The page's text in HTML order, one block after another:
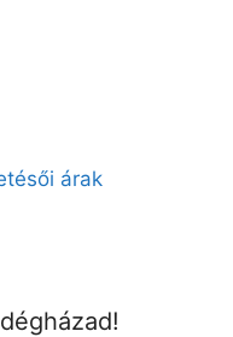
árak